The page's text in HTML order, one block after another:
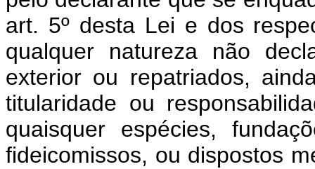
art. 5º desta Lei e dos
qualquer natureza não
exterior ou repatriados,
titularidade ou
quaisquer espécies,
fideicomissos, ou dispostos